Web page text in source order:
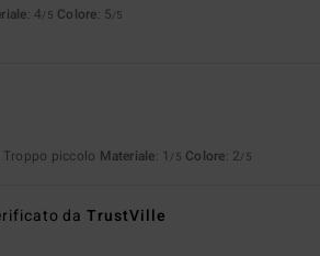
: 4/5 Colore: 5/5
Troppo piccolo Materiale: 1 /5 Colore: 2/5
daTrustVille